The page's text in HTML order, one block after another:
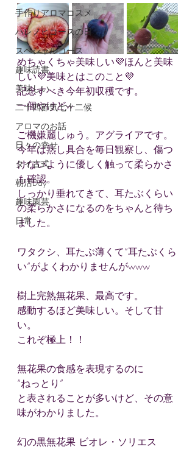
手作りアロマコスメ
ハレノヒコースの日
スペシャルコース
趣味読書
美味しい
二十四節気七十二候
アロマのお話
日々の幸せ
タイ古式
朝活Day
趣味園芸
日常
めちゃくちゃ美味しい💜ほんと美味
しい💜美味とはこのこと💜
記念すべき今年初収穫です。
一個やけどw
ご機嫌麗しゅう。アグライアです。
今年は熟し具合を毎日観察し、傷つ
けないように優しく触って柔らかさ
も確認。
しっかり垂れてきて、耳たぶくらい
の柔らかさになるのをちゃんと待ち
ました。
ワタクシ、耳たぶ薄くて“耳たぶくら
い”がよくわかりませんがwww
樹上完熟無花果、最高です。
感動するほど美味しい。そして甘
い。
これぞ極上！！
無花果の食感を表現するのに
“ねっとり”
と表されることが多いけど、その意
味がわかりました。
幻の黒無花果 ビオレ・ソリエス